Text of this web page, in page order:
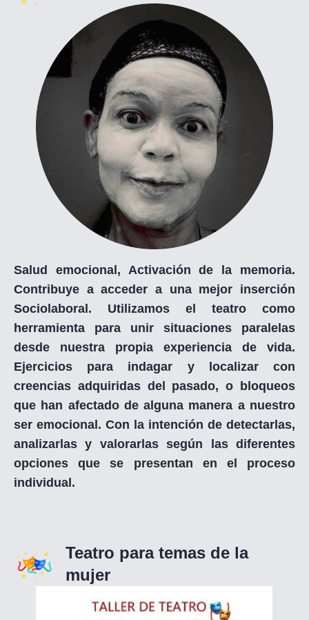
Salud emocional, Activación de la memoria.
Contribuye a acceder a una mejor inserción
Sociolaboral. Utilizamos el teatro como
herramienta para unir situaciones paralelas
desde nuestra propia experiencia de vida.
Ejercicios para indagar y localizar con
creencias adquiridas del pasado, o bloqueos
que han afectado de alguna manera a nuestro
ser emocional. Con la intención de detectarlas,
analizarlas y valorarlas según las diferentes
opciones que se presentan en el proceso
individual.
Teatro para temas de la
mujer